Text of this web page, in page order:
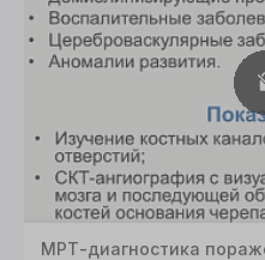
МРТ-диагностика